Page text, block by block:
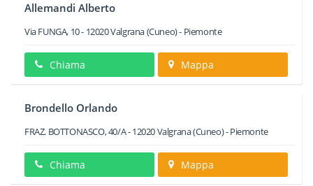
Allemandi Alberto
Via FUNGA, 10- 12020Valgrana(Cuneo) - Piemonte
Chiama Mappa
Brondello Orlando
FRAZ. BOTTONASCO, 40/A-12020Valgrana(Cuneo) -Piemonte
Chiama Mappa